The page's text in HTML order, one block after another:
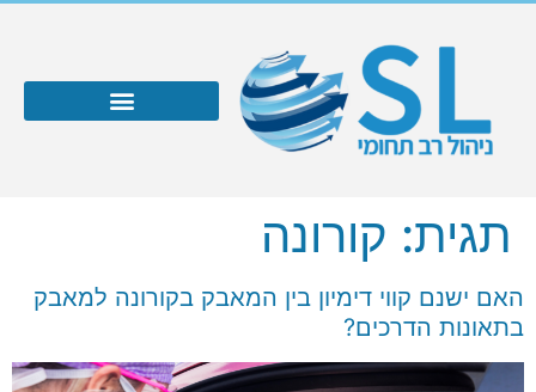
תגית: קורונה
האם ישנם קווי דימיון בין המאבק בקורונה למאבק
בתאונות הדרכים?